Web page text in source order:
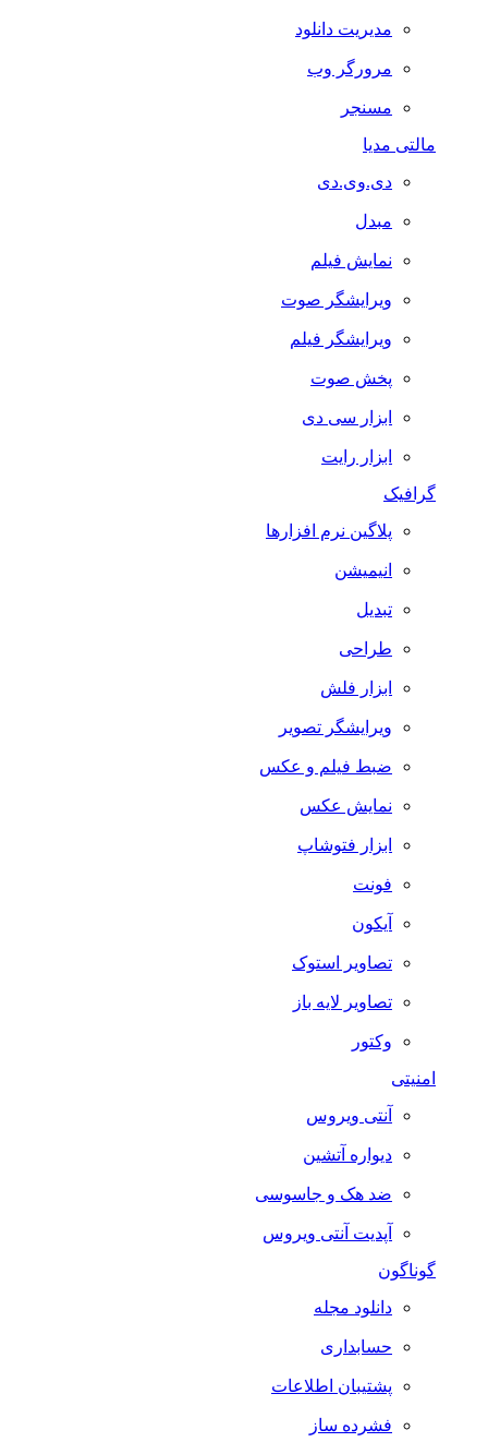
مدیریت دانلود
مرورگر وب
مسنجر
مالتی مدیا
دی.وی.دی
مبدل
نمایش فیلم
ویرایشگر صوت
ویرایشگر فیلم
پخش صوت
ابزار سی دی
ابزار رایت
گرافیک
پلاگین نرم افزارها
انیمیشن
تبدیل
طراحی
ابزار فلش
ویرایشگر تصویر
ضبط فيلم و عكس
نمایش عکس
ابزار فتوشاپ
فونت
آیکون
تصاویر استوک
تصاویر لایه باز
وکتور
امنیتی
آنتی ویروس
دیواره آتشین
ضد هک و جاسوسی
آپدیت آنتی ویروس
گوناگون
دانلود مجله
حسابداری
پشتیبان اطلاعات
فشرده ساز